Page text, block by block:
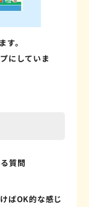
す。
にしていま
ばOK的な感じ